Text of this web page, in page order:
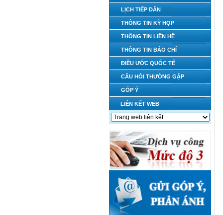
LỊCH TIẾP DÂN
THÔNG TIN KỲ HỌP
THÔNG TIN LIÊN HỆ
THÔNG TIN BÁO CHÍ
ĐIỀU ƯỚC QUỐC TẾ
CÂU HỎI THƯỜNG GẶP
GÓP Ý
LIÊN KẾT WEB